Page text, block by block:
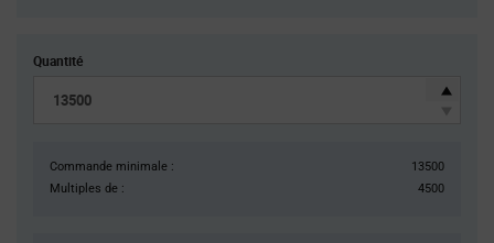
Quantité
Commande minimale :
13500
Multiples de :
4500